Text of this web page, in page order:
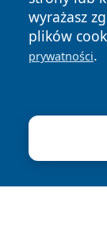
wyrażasz
plików
prywatności.
Copyright ©